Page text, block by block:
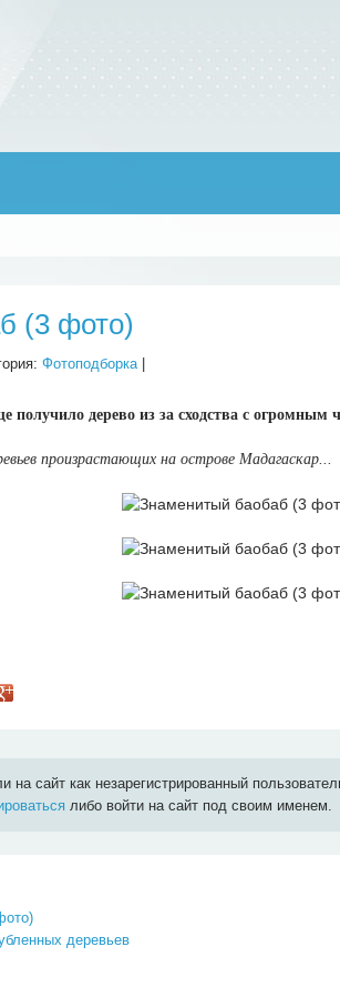
(3 фото)
Фотоподборка|
дерево из за сходства с огромным
произрастающих на острове Мадагаскар...
сайт как незарегистрированный
либо войти на сайт под своим именем.
деревьев